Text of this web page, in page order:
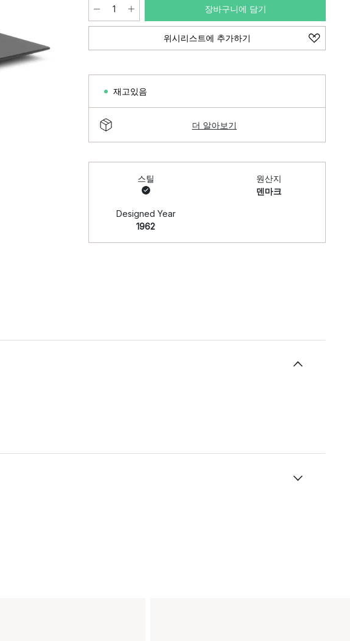
장바구니에 담기
위시리스트에 추가하기
재고있음
더 알아보기
스틸
원산지
덴마크
Designed Year
1962